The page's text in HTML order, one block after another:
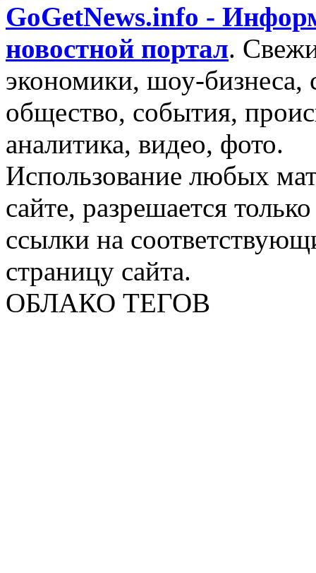
GoGetNews.info -
новостной портал.
экономики, шоу-бизнеса,
общество, события,
аналитика, видео, фото.
Использование любых
сайте, разрешается
ссылки на
страницу сайта.
ОБЛАКО ТЕГОВ